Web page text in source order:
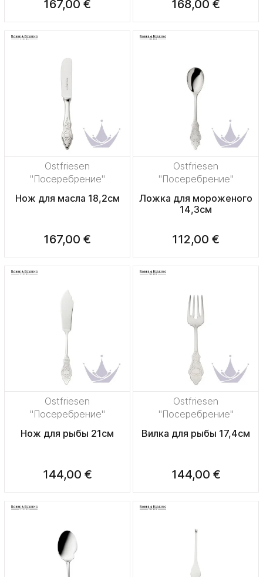
167,00 € 168,00 €
Ostfriesen
"Посеребрение"
Нож для масла 18,2см
167,00 €
Ostfriesen
"Посеребрение"
Ложка для мороженого
14,3см
112,00 €
Ostfriesen
"Посеребрение"
Нож для рыбы 21см
144,00 €
Ostfriesen
"Посеребрение"
Вилка для рыбы 17,4см
144,00 €